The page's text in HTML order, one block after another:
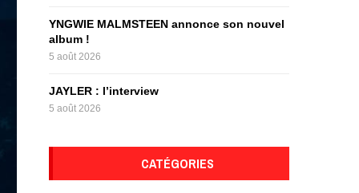
YNGWIE MALMSTEEN annonce son nouvel
album !
5 août 2026
JAYLER : l’interview
5 août 2026
CATÉGORIES